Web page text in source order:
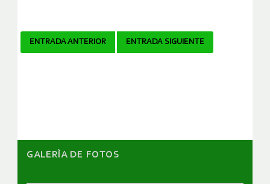
Navegador
ENTRADA ANTERIOR ENTRADA SIGUIENTE
GALERÌA DE FOTOS